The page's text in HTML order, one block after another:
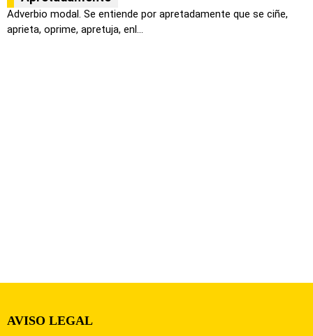
Adverbio modal. Se entiende por apretadamente que se ciñe,
aprieta, oprime, apretuja, enl...
AVISO LEGAL